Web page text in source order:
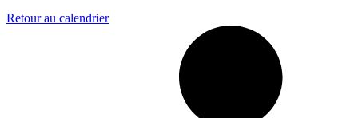
Retour au calendrier